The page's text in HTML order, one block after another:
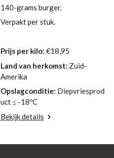
140-grams burger.
Verpakt per stuk.
Prijs per kilo: €18,95
Land van herkomst: Zuid-
Amerika
Opslagconditie: Diepvriesprod
uct ≤ -18ºC
Bekijk details